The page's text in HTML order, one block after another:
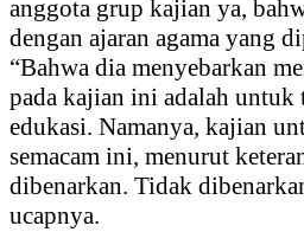
anggota grup kajian ya,
dengan ajaran agama yang
“Bahwa dia menyebarkan
pada kajian ini adalah
edukasi. Namanya, kajian
semacam ini, menurut
dibenarkan. Tidak
ucapnya.